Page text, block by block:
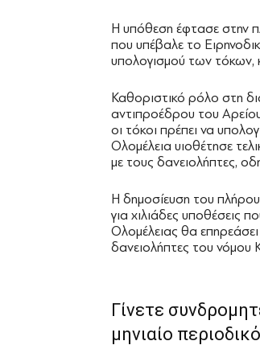
Η υπόθεση έφτασε στην
που υπέβαλε το
υπολογισμού των τόκων,
Καθοριστικό ρόλο στη
αντιπροέδρου του
οι τόκοι πρέπει να
Ολομέλεια υιοθέτησε
με τους δανειολήπτες,
Η δημοσίευση του
για χιλιάδες υποθέσεις
Ολομέλειας θα
δανειολήπτες του νόμου
Γίνετε
μηνιαίο